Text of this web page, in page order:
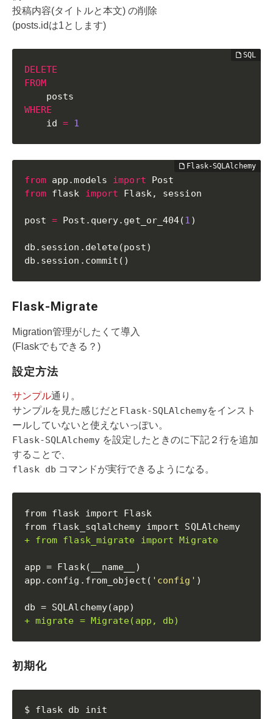
投稿内容(タイトルと本文) の削除
(posts.idは1とします)
DELETE
FROM
WHERE
    id
= 1
from app .models import
from flask import Flask, session
post = Post . query. get_or_404(1 )
db . session . delete(post)
db . session . commit ( )
Flask-Migrate
Migration管理がしたくて導入
(Flaskでもできる？)
設定方法
サンプル通り。
サンプルを見た感じだと Flask-SQLAlchemyをインスト
ールしていないと使えないっぽい。
Flask-SQLAlchemy を設定したときのに下記２行を追加
することで、
flask db コマンドが実行できるようになる。
from flask import Flask
+ from flask_migrate import Migrate
app = Flask(__name__)
app.config.from_object( 'config' )
+ migrate = Migrate(app, db)
初期化
$ flask db init